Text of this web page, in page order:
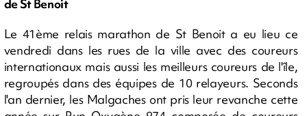
de St Benoit
Le 41ème relais marathon de St Benoit a eu lieu ce
vendredi dans les rues de la ville avec des coureurs
internationaux mais aussi les meilleurs coureurs de l'île,
regroupés dans des équipes de 10 relayeurs. Seconds
l'an dernier, les Malgaches ont pris leur revanche cette